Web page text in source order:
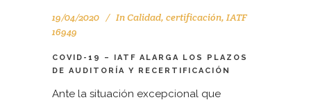
19/04/2020 InCalidad, certificación, IATF
16949
COVID-19 – IATF ALARGA LOS PLAZOS
DE AUDITORÍA Y RECERTIFICACIÓN
Ante la situación excepcional que